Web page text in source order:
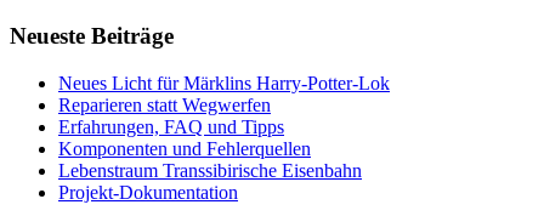
Neueste Beiträge
Neues Licht für Märklins Harry-Potter-Lok
Reparieren statt Wegwerfen
Erfahrungen, FAQ und Tipps
Komponenten und Fehlerquellen
Lebenstraum Transsibirische Eisenbahn
Projekt-Dokumentation